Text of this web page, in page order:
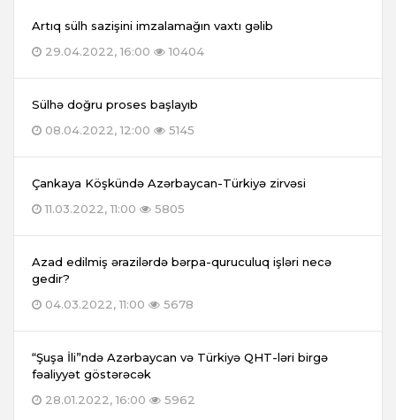
Artıq sülh sazişini imzalamağın vaxtı gəlib
29.04.2022, 16:00
10404
Sülhə doğru proses başlayıb
08.04.2022, 12:00
5145
Çankaya Köşkündə Azərbaycan-Türkiyə zirvəsi
11.03.2022, 11:00
5805
Azad edilmiş ərazilərdə bərpa-quruculuq işləri necə
gedir?
04.03.2022, 11:00
5678
“Şuşa İli”ndə Azərbaycan və Türkiyə QHT-ləri birgə
fəaliyyət göstərəcək
28.01.2022, 16:00
5962